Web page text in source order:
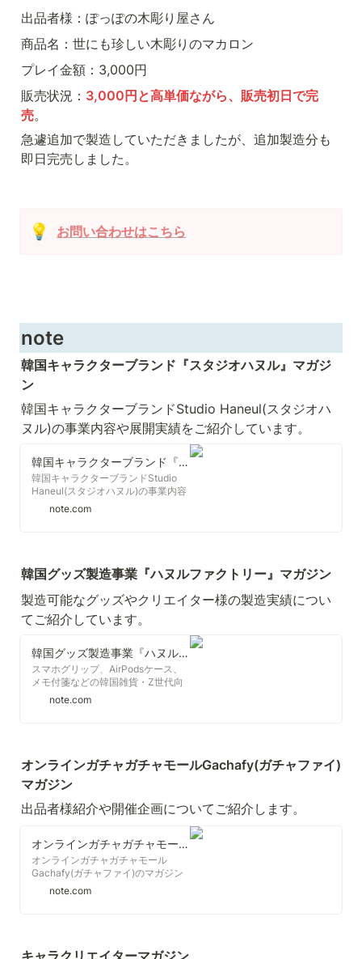
出品者様：ぽっぽの木彫り屋さん
商品名：世にも珍しい木彫りのマカロン
プレイ金額：3,000円
販売状況： 3,000円と高単価ながら、販売初日で完
売。
急遽追加で製造していただきましたが、追加製造分も
即日完売しました。
💡 お問い合わせはこちら
note
韓国キャラクターブランド『スタジオハヌル』マガジ
ン
韓国キャラクターブランドStudio Haneul(スタジオハ
ヌル)の事業内容や展開実績をご紹介しています。
韓国キャラクターブランド『スタジオハヌル』｜合同会社インクルー｜note
韓国キャラクターブランドStudio
Haneul(スタジオハヌル)の事業内容
や展開実績をご紹介しています。
note.com
韓国グッズ製造事業『ハヌルファクトリー』マガジン
製造可能なグッズやクリエイター様の製造実績につい
てご紹介しています。
韓国グッズ製造事業『ハヌルファクトリー』｜合同会社インクルー｜note
スマホグリップ、AirPodsケース、
メモ付箋などの韓国雑貨・Z世代向
けオリジナルグッズ制作をお手伝い
note.com
オンラインガチャガチャモールGachafy(ガチャファイ)
マガジン
出品者様紹介や開催企画についてご紹介します。
オンラインガチャガチャモールGachafy(ガチャファイ)｜合同会社インクルー｜note
オンラインガチャガチャモール
Gachafy(ガチャファイ)のマガジン
です。2023年7月18日サービス開
note.com
キャラクリエイターマガジン